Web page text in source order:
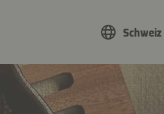
Schweiz